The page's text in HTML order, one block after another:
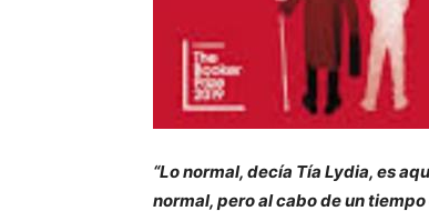
“Lo normal, decía Tía Lydia, es
normal, pero al cabo de un